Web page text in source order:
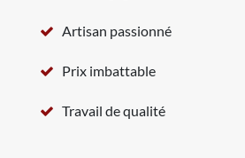
Artisan passionné
Prix imbattable
Travail de qualité